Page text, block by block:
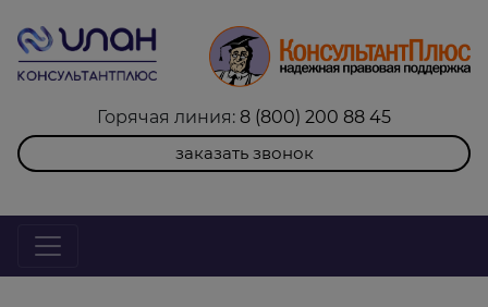
Горячая линия: 8 (800) 200 88 45
заказать звонок